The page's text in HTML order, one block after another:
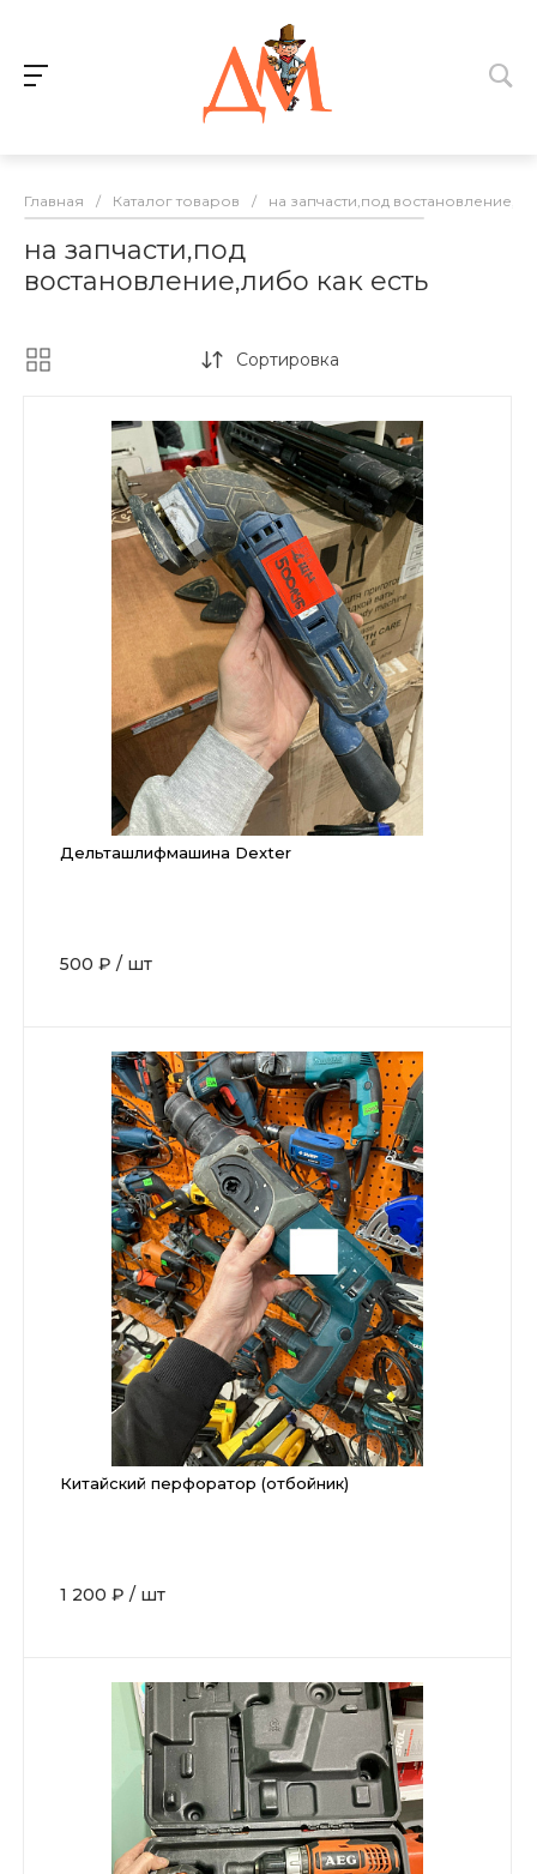
Главная / Каталог товаров / на запчасти,под
на запчасти,под
востановление,либо как есть
Сортировка
Дельташлифмашина Dexter
500 ₽ / шт
Китайский перфоратор (отбойник)
1 200 ₽ / шт